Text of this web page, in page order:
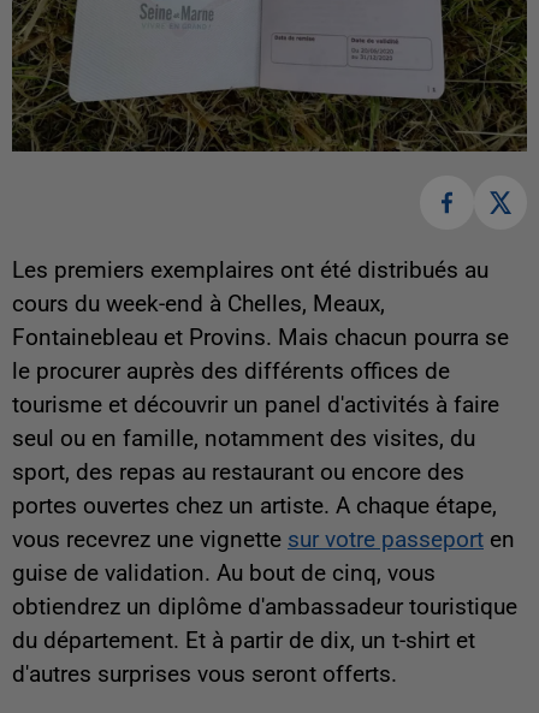
Les premiers exemplaires ont été distribués au
cours du week-end à Chelles, Meaux,
Fontainebleau et Provins. Mais chacun pourra se
le procurer auprès des différents offices de
tourisme et découvrir un panel d'activités à faire
seul ou en famille, notamment des visites, du
sport, des repas au restaurant ou encore des
portes ouvertes chez un artiste. A chaque étape,
vous recevrez une vignette sur votre passeport en
guise de validation. Au bout de cinq, vous
obtiendrez un diplôme d'ambassadeur touristique
du département. Et à partir de dix, un t-shirt et
d'autres surprises vous seront offerts.